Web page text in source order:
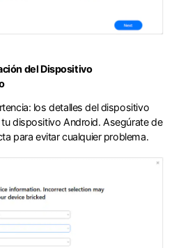
del Dispositivo
los detalles del dispositivo
dispositivo Android. Asegúrate de
para evitar cualquier problema.